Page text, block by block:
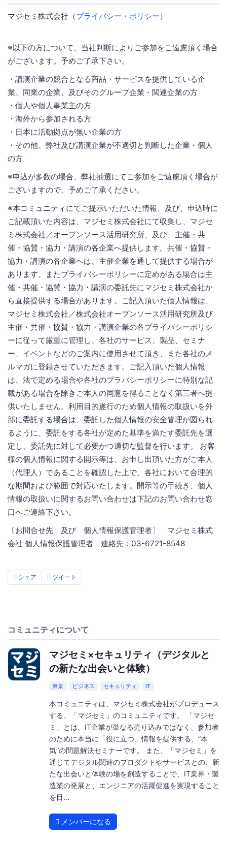
マジセミ株式会社（プライバシー・ポリシー）
※以下の方について、当社判断によりご参加をご遠慮頂く場合
がございます。予めご了承下さい。
・講演企業の競合となる商品・サービスを提供している企
業、同業の企業、及びそのグループ企業・関連企業の方
・個人や個人事業主の方
・海外から参加される方
・日本に活動拠点が無い企業の方
・その他、弊社及び講演企業が不適切と判断した企業・個人
の方
※申込が多数の場合、弊社抽選にてご参加をご遠慮頂く場合が
ございますので、予めご了承ください。
※本コミュニティにてご提示いただいた情報、及び、申込時に
ご記載頂いた内容は、マジセミ株式会社にて収集し、マジセ
ミ株式会社／オープンソース活用研究所、及び、主催・共
催・協賛・協力・講演の各企業へ提供します。共催・協賛・
協力・講演の各企業へは、主催企業を通して提供する場合が
あります。またプライバシーポリシーに定めがある場合は主
催・共催・協賛・協力・講演の委託先にマジセミ株式会社か
ら直接提供する場合があります。ご記入頂いた個人情報は、
マジセミ株式会社／株式会社オープンソース活用研究所及び
主催・共催・協賛・協力・講演企業の各プライバシーポリシ
ーに従って厳重に管理し、各社のサービス、製品、セミナ
ー、イベントなどのご案内に使用させて頂き、また各社のメ
ルマガに登録させていただきます。ご記入頂いた個人情報
は、法で定める場合や各社のプラバシーポリシーに特別な記
載がある場合を除きご本人の同意を得ることなく第三者へ提
供いたしません。利用目的遂行のため個人情報の取扱いを外
部に委託する場合は、委託した個人情報の安全管理が図られ
るように、委託をする各社が定めた基準を満たす委託先を選
定し、委託先に対して必要かつ適切な監督を行います。 お客
様の個人情報に関する開示等は、お申し出頂いた方がご本人
（代理人）であることを確認した上で、各社において合理的
な期間および範囲で対応いたします。開示等の手続き、個人
情報の取扱いに関するお問い合わせは下記のお問い合わせ窓
口へご連絡下さい。
〔お問合せ先 及び 個人情報保護管理者〕 マジセミ株式
会社 個人情報保護管理者 連絡先：03-6721-8548
シェア ツイート
コミュニティについて
マジセミ×セキュリティ（デジタルと
の新たな出会いと体験）
東京 ビジネス セキュリティ IT
本コミュニティは、マジセミ株式会社がプロデュース
する、「マジセミ」のコミュニティです。 「マジセ
ミ」とは、IT企業が単なる売り込みではなく、参加者
のために本当に「役に立つ」情報を提供する、”本
気”の問題解決セミナーです。 また、「マジセミ」を
通じてデジタル関連のプロダクトやサービスとの、新
たな出会いと体験の場を創造することで、IT業界・製
造業の発展と、エンジニアの活躍促進を実現すること
を目...
メンバーになる